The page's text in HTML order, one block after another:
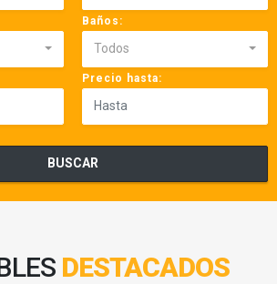
Baños:
Todos
Precio hasta:
BUSCAR
DESTACADOS